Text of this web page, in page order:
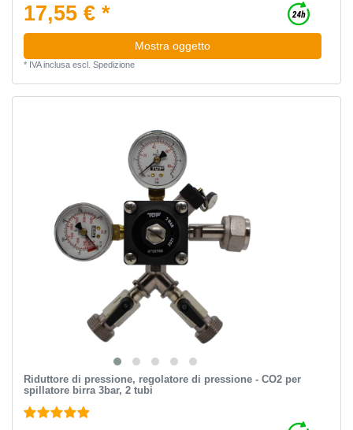
17,55 € *
Mostra oggetto
* IVA inclusaescl. Spedizione
Riduttore di pressione, regolatore di pressione - CO2 per
spillatore birra 3bar, 2 tubi